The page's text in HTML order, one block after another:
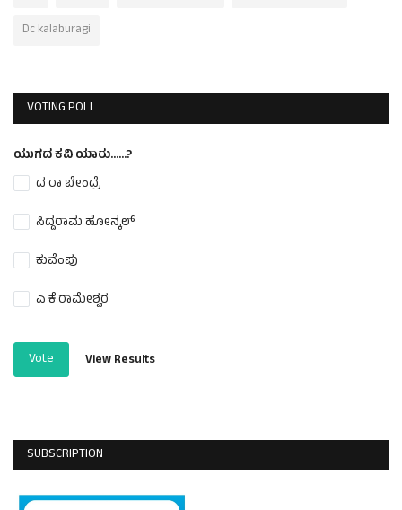
Dc kalaburagi
VOTING POLL
ಯುಗದ ಕವಿ ಯಾರು......?
ದ ರಾ ಬೇಂದ್ರೆ
ಸಿದ್ದರಾಮ ಹೋನ್ಕಲ್
ಕುವೆಂಪು
ಎ ಕೆ ರಾಮೇಶ್ವರ
Vote View Results
SUBSCRIPTION